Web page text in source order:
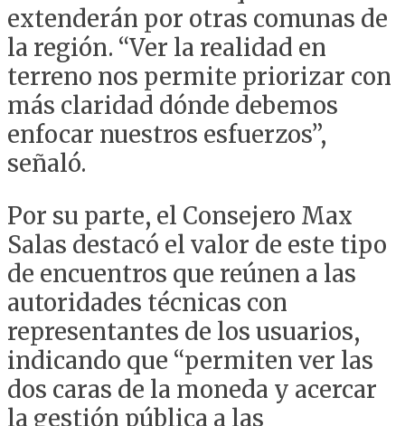
extenderán por otras comunas de
la región. “Ver la realidad en
terreno nos permite priorizar con
más claridad dónde debemos
enfocar nuestros esfuerzos”,
señaló.
Por su parte, el Consejero Max
Salas destacó el valor de este tipo
de encuentros que reúnen a las
autoridades técnicas con
representantes de los usuarios,
indicando que “permiten ver las
dos caras de la moneda y acercar
la gestión pública a las